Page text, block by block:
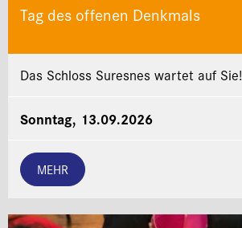
Tag des offenen Denkmals
Das Schloss Suresnes wartet auf Sie!
Sonntag, 13.09.2026
MEHR